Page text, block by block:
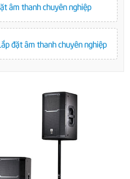
âm thanh chuyên nghiệp
đặt âm thanh chuyên nghiệp